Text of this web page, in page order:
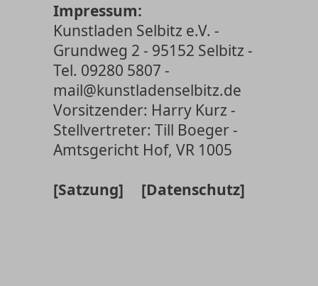
Impressum:
Kunstladen Selbitz e.V. -
Grundweg 2 - 95152 Selbitz -
Tel. 09280 5807 -
mail@kunstladenselbitz.de
Vorsitzender: Harry Kurz -
Stellvertreter: Till Boeger -
Amtsgericht Hof, VR 1005
[Satzung]
[Datenschutz]